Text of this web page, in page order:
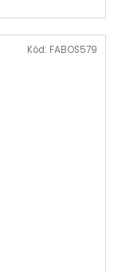
Kód: FABOS579